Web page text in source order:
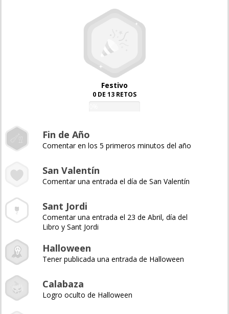
Festivo
0 DE 13 RETOS
Fin de Año
Comentar en los 5 primeros minutos del año
San Valentín
Comentar una entrada el día de San Valentín
Sant Jordi
Comentar una entrada el 23 de Abril, día del
Libro y Sant Jordi
Halloween
Tener publicada una entrada de Halloween
Calabaza
Logro oculto de Halloween